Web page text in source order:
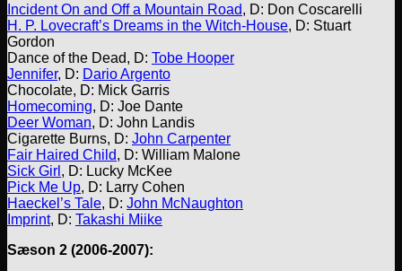
Incident On and Off a Mountain Road, D: Don Coscarelli
H. P. Lovecraft’s Dreams in the Witch-House, D: Stuart
Gordon
Dance of the Dead, D: Tobe Hooper
Jennifer, D: Dario Argento
Chocolate, D: Mick Garris
Homecoming, D: Joe Dante
Deer Woman, D: John Landis
Cigarette Burns, D: John Carpenter
Fair Haired Child, D: William Malone
Sick Girl , D: Lucky McKee
Pick Me Up, D: Larry Cohen
Haeckel’s Tale, D: John McNaughton
Imprint, D: Takashi Miike
Sæson 2 (2006-2007):